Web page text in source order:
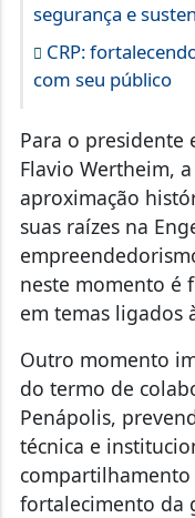
segurança e
CRP:
com seu público
Para o presidente
Flavio Wertheim,
aproximação
suas raízes na
neste momento é
em temas ligados
Outro momento
do termo de
Penápolis,
técnica e
fortalecimento da